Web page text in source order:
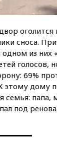
сноса.
из них
голосов,
69%
этому дому
семья: папа,
под